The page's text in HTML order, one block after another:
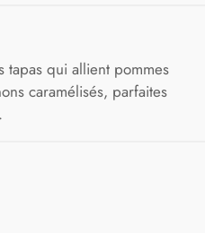
tapas qui allient pommes
caramélisés, parfaites